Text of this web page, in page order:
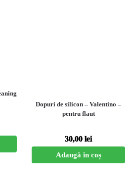
Dopuri de silicon – Valentino –
pentru flaut
30,00 lei
Adaugă în coș